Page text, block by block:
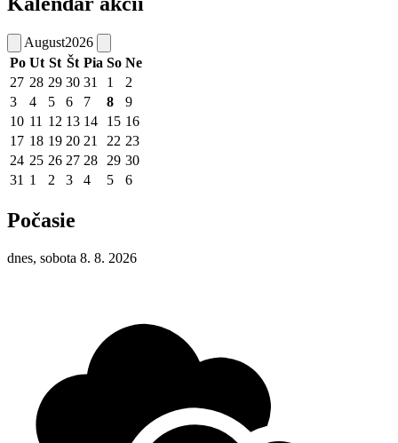
August2026
Po Ut St Št Pia So Ne
27 28 29 30 31 1
2
3
4 5 6 7 8
9
10 11 12 13 14 15 16
17 18 19 20 21 22 23
24 25 26 27 28 29 30
31 1 2 3 4 5 6
Počasie
dnes, sobota 8. 8. 2026